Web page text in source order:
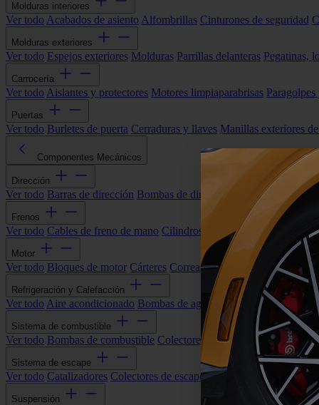
Molduras interiores
Ver todo Acabados de asiento Alfombrillas Cinturones de seguridad
Molduras exteriores
Ver todo Espejos exteriores Molduras Parrillas delanteras Pegatinas,
Carrocería
Ver todo Aislantes y protectores Motores limpiaparabrisas
Puertas
Ver todo Burletes de puerta Cerraduras y llaves Manillas exteriores
Componentes Mecánicos
Dirección
Ver todo Barras de dirección Bombas de dirección asistida
Frenos
Ver todo Cables de freno de mano Cilindros de freno Componentes
Motor
Ver todo Bloques de motor Cárteres Correas alternador Correas y
Refrigeración y Calefacción
Ver todo Aire acondicionado Bombas de agua Electroventiladores
Sistema de combustible
Ver todo Bombas de combustible Colectores de admisión Filtros de
Sistema de escape
Ver todo Catalizadores Colectores de escape Filtros de partículas
Suspensión